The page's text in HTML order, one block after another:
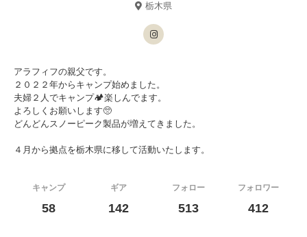
栃木県
アラフィフの親父です。
２０２２年からキャンプ始めました。
夫婦２人でキャンプ🏕楽しんでます。
よろしくお願いします🥺
どんどんスノーピーク製品が増えてきました。
４月から拠点を栃木県に移して活動いたします。
キャンプ
58
ギア
142
フォロー
513
フォロワー
412